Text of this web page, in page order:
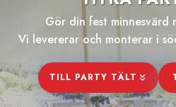
Gör din fest minnesvärd
Vi levererar och monterar i
TILL PARTY TÄLT